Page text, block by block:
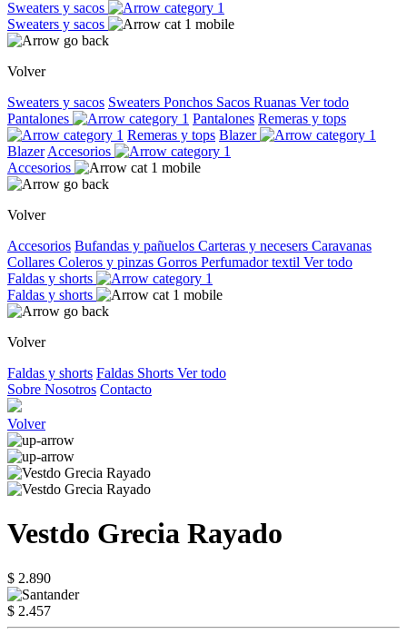
Sweaters y sacos
Sweaters y sacos
Volver
Sweaters y sacos Sweaters Ponchos Sacos Ruanas Ver todo
Pantalones
Pantalones Remeras y tops
Remeras y tops Blazer
Blazer Accesorios
Accesorios
Volver
Accesorios Bufandas y pañuelos Carteras y necesers Caravanas
Collares Coleros y pinzas Gorros Perfumador textil Ver todo
Faldas y shorts
Faldas y shorts
Volver
Faldas y shorts Faldas Shorts Ver todo
Sobre Nosotros Contacto
Volver
Vestdo Grecia Rayado
$ 2.890
$ 2.457